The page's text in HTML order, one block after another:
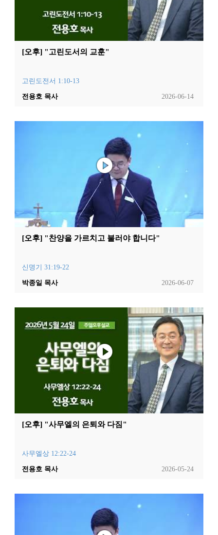
[오후] "고린도서의 교훈"
고린도전서 1:10-13
2026-06-14
전용호 목사
[오후] "찬양을 가르치고 불러야 합니다"
신명기 31:19-22
2026-06-07
박종일 목사
[오후] "사무엘의 은퇴와 다짐"
사무엘상 12:22-24
2026-05-24
전용호 목사